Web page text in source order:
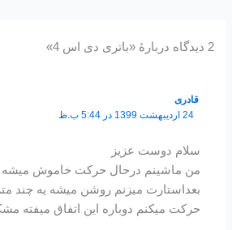
2 دیدگاه دربارهٔ «باتری دی اس 4»
قادری
24 اردیبهشت 1399 در 5:44 ب.ظ
سلام دوست عزیز
من ماشینم درحال حرکت خاموش میشه
بعداستارت میزنم روشن میشه یه چند
حرکت میکنم دوباره این اتفاق میفته